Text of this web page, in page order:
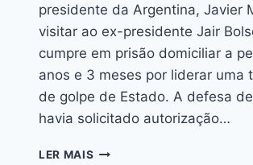
presidente da Argentina, Javier
visitar ao ex-presidente Jair
cumpre em prisão domiciliar a
anos e 3 meses por liderar uma
de golpe de Estado. A defesa
havia solicitado autorização…
LER MAIS